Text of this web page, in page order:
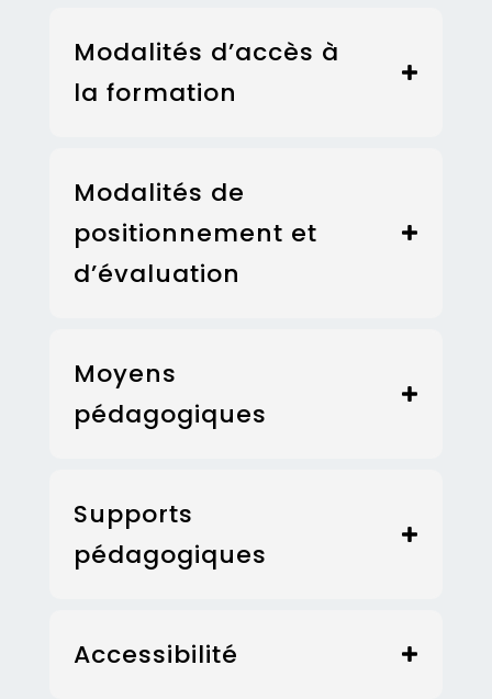
Modalités d’accès à
la formation
Modalités de
positionnement et
d’évaluation
Moyens
pédagogiques
Supports
pédagogiques
Accessibilité